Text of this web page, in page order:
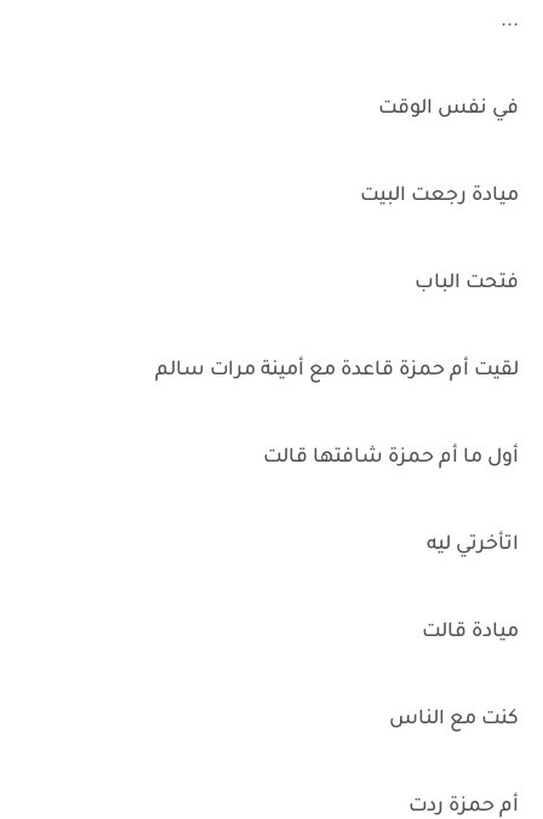
...
في نفس الوقت
ميادة رجعت البيت
فتحت الباب
لقيت أم حمزة قاعدة مع أمينة مرات سالم
أول ما أم حمزة شافتها قالت
اتأخرتي ليه
ميادة قالت
كنت مع الناس
أم حمزة ردت